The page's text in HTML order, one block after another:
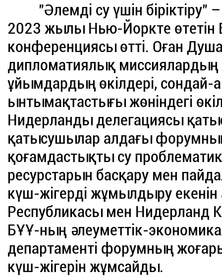
"Әлемді су үшін
2023 жылы Нью-Йоркте
конференциясы өтті. Оған
дипломатиялық
ұйымдардың өкілдері, сондай-
ынтымақтастығы жөніндегі
Нидерланды делегациясы
қатысушылар алдағы
қоғамдастықты су
ресурстарын басқару мен
күш-жігерді жұмылдыру екенін
Республикасы мен Нидерланд
БҰҰ-ның әлеуметтік-
департаменті форумның
күш-жігерін жұмсайды.